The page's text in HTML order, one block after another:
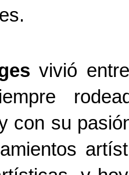
vivió
con su